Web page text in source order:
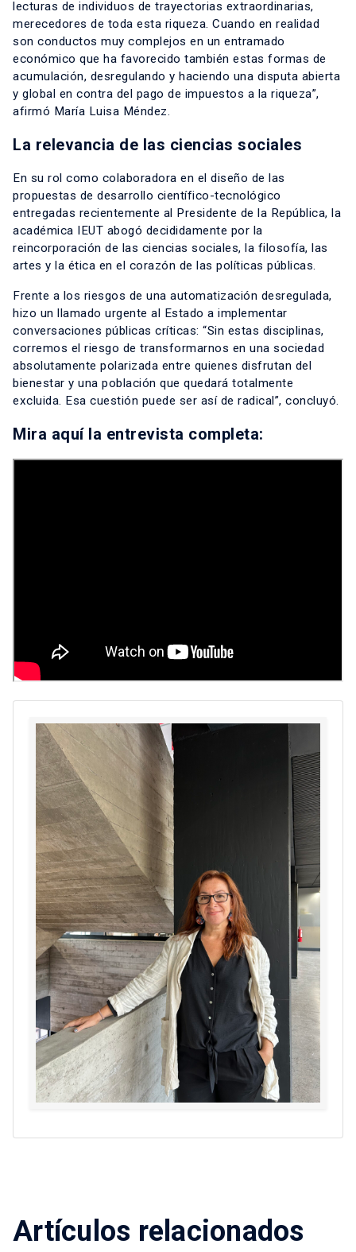
lecturas de individuos de trayectorias extraordinarias,
merecedores de toda esta riqueza. Cuando en realidad
son conductos muy complejos en un entramado
económico que ha favorecido también estas formas de
acumulación, desregulando y haciendo una disputa abierta
y global en contra del pago de impuestos a la riqueza”,
afirmó María Luisa Méndez.
La relevancia de las ciencias sociales
En su rol como colaboradora en el diseño de las
propuestas de desarrollo científico-tecnológico
entregadas recientemente al Presidente de la República, la
académica IEUT abogó decididamente por la
reincorporación de las ciencias sociales, la filosofía, las
artes y la ética en el corazón de las políticas públicas.
Frente a los riesgos de una automatización desregulada,
hizo un llamado urgente al Estado a implementar
conversaciones públicas críticas: “Sin estas disciplinas,
corremos el riesgo de transformarnos en una sociedad
absolutamente polarizada entre quienes disfrutan del
bienestar y una población que quedará totalmente
excluida. Esa cuestión puede ser así de radical”, concluyó.
Mira aquí la entrevista completa:
Artículos relacionados